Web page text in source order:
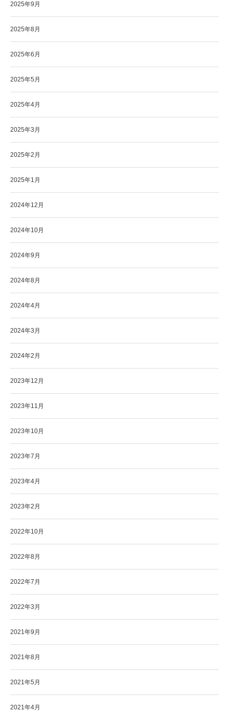
2025年9月
2025年8月
2025年6月
2025年5月
2025年4月
2025年3月
2025年2月
2025年1月
2024年12月
2024年10月
2024年9月
2024年8月
2024年4月
2024年3月
2024年2月
2023年12月
2023年11月
2023年10月
2023年7月
2023年4月
2023年2月
2022年10月
2022年8月
2022年7月
2022年3月
2021年9月
2021年8月
2021年5月
2021年4月